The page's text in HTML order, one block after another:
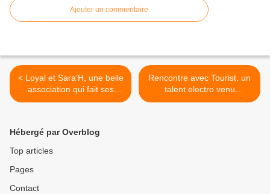
Ajouter un commentaire
< Loyal et Sara’H, une belle
association qui fait ses
preuves avec You (Toi et
Rencontre avec Tourist, un
talent electro venu
d’Angleterre ! >
Hébergé par Overblog
Top articles
Pages
Contact